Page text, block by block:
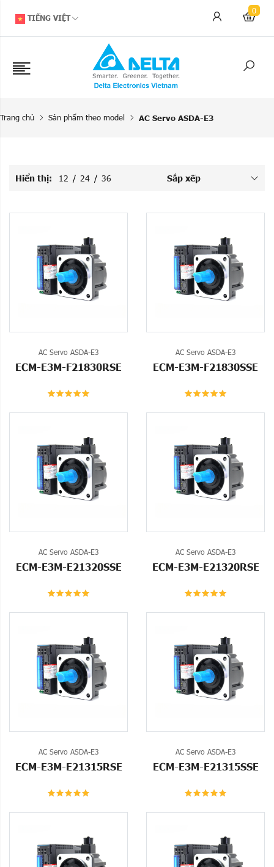
TIẾNG VIỆT
0
Trang chủ Sản phẩm theo model AC Servo ASDA-E3
Hiển thị: 12 / 24 / 36 Sắp xếp
AC Servo ASDA-E3
ECM-E3M-F21830RSE
AC Servo ASDA-E3
ECM-E3M-F21830SSE
AC Servo ASDA-E3
ECM-E3M-E21320SSE
AC Servo ASDA-E3
ECM-E3M-E21320RSE
AC Servo ASDA-E3
ECM-E3M-E21315RSE
AC Servo ASDA-E3
ECM-E3M-E21315SSE